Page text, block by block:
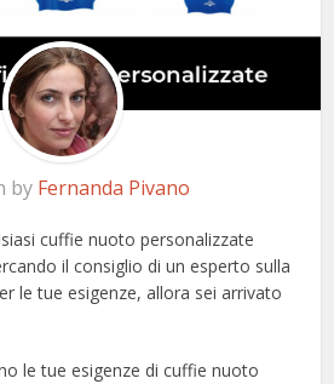
by Fernanda Pivano
cuffie nuoto personalizzate
il consiglio di un esperto sulla
le tue esigenze, allora sei arrivato
le tue esigenze di cuffie nuoto